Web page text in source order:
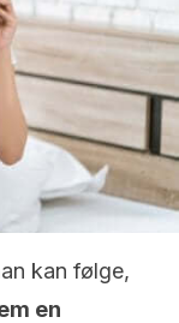
kan følge,
en